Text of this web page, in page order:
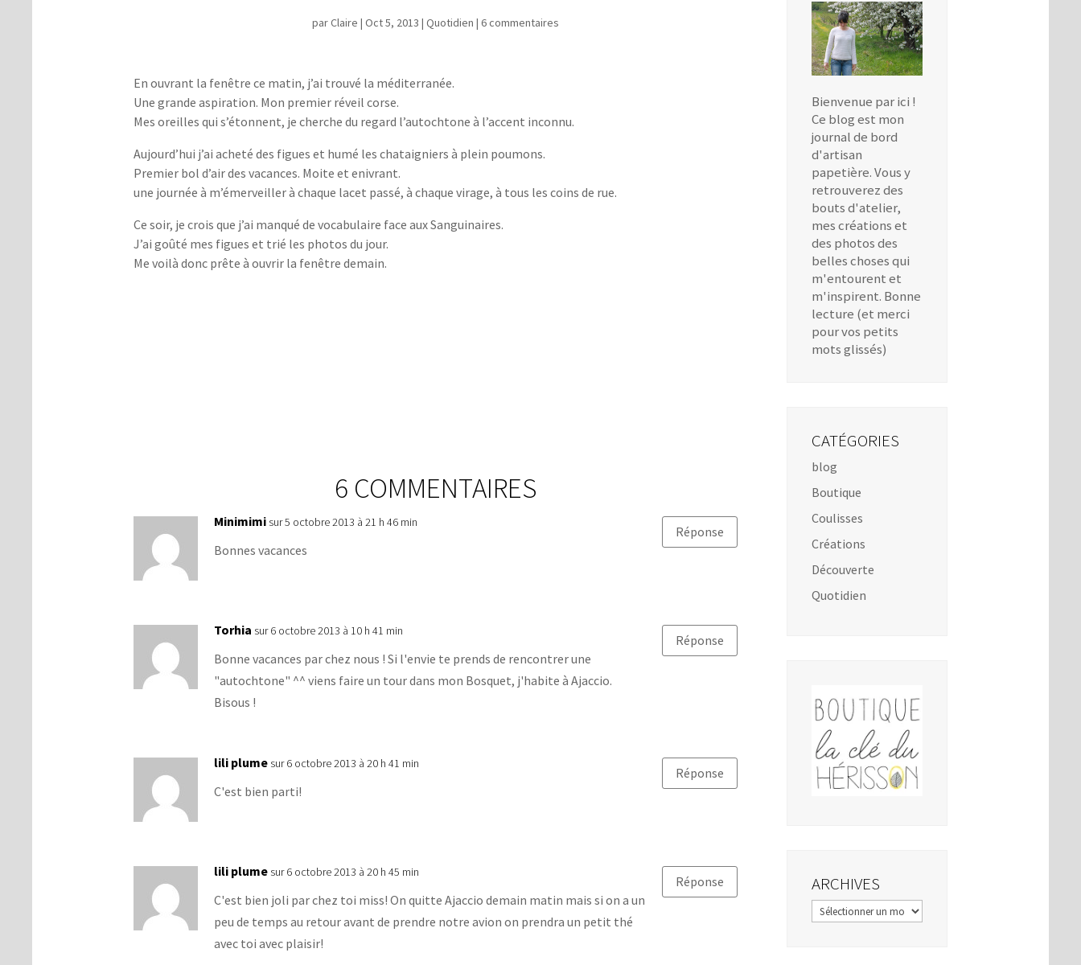
parClaire |Oct 5, 2013 |Quotidien |6 commentaires
En ouvrant la fenêtre ce matin, j’ai trouvé la méditerranée.
Une grande aspiration. Mon premier réveil corse.
Mes oreilles qui s’étonnent, je cherche du regard l’autochtone à l’accent inconnu.
Aujourd’hui j’ai acheté des figues et humé les chataigniers à plein poumons.
Premier bol d’air des vacances. Moite et enivrant.
une journée à m’émerveiller à chaque lacet passé, à chaque virage, à tous les coins de rue.
Ce soir, je crois que j’ai manqué de vocabulaire face aux Sanguinaires.
J’ai goûté mes figues et trié les photos du jour.
Me voilà donc prête à ouvrir la fenêtre demain.
6 COMMENTAIRES
Minimimi sur 5 octobre 2013 à 21 h 46 min
Bonnes vacances
Réponse
Torhia sur 6 octobre 2013 à 10 h 41 min
Bonne vacances par chez nous ! Si l'envie te prends de rencontrer une
"autochtone" ^^ viens faire un tour dans mon Bosquet, j'habite à Ajaccio.
Bisous !
Réponse
lili plume sur 6 octobre 2013 à 20 h 41 min
C'est bien parti!
Réponse
lili plume sur 6 octobre 2013 à 20 h 45 min
C'est bien joli par chez toi miss! On quitte Ajaccio demain matin mais si on a un
peu de temps au retour avant de prendre notre avion on prendra un petit thé
avec toi avec plaisir!
Réponse
Bienvenue par ici !
Ce blog est mon
journal de bord
d'artisan
papetière. Vous y
retrouverez des
bouts d'atelier,
mes créations et
des photos des
belles choses qui
m'entourent et
m'inspirent. Bonne
lecture (et merci
pour vos petits
mots glissés)
CATÉGORIES
blog
Boutique
Coulisses
Créations
Découverte
Quotidien
ARCHIVES
Archives